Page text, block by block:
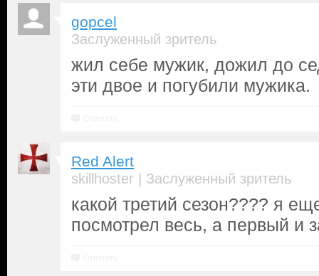
gopcel
Заслуженный зритель
жил себе мужик, дожил до
эти двое и погубили мужика.
Red Alert
skillhoster | Заслуженный зритель
какой третий сезон???? я
посмотрел весь, а первый и